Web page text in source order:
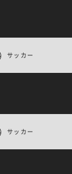
サッカー
サッカー